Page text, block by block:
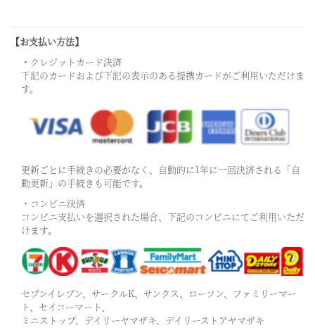
【お支払い方法】
・クレジットカード決済
下記のカードおよび下記の表示のある提携カードがご利用いただけま
す。
更新ごとに手続きの必要がなく、自動的に1年に一回決済される「自
動更新」の手続きも可能です。
・コンビニ決済
コンビニ支払いを選択された場合、下記のコンビニにてご利用いただ
けます。
セブンイレブン、サークルK、サンクス、ローソン、ファミリーマー
ト、セイコーマート、
ミニストップ、デイリーヤマザキ、デイリーストアヤマザキ